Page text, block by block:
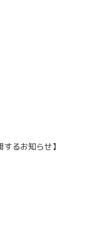
るお知らせ】